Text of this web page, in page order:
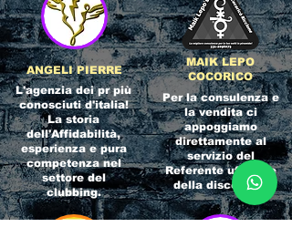
ANGELI PIERRE
L'agenzia dei pr più
conosciuti d'italia!
La storia
dell'Affidabilità,
esperienza e pura
competenza nel
settore del
clubbing.
MAIK LEPO
COCORICO
Per la consulenza e
la vendita ci
appoggiamo
direttamente al
servizio del
Referente ufficiale
della discoteca!